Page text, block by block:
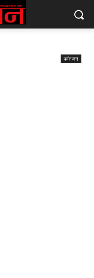
पर्वतजन